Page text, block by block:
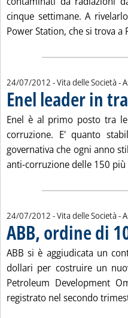
cinque settimane. A
Power Station, che si trova a
24/07/2012 - Vita delle Società -
Enel leader in
Enel è al primo posto tra
corruzione. E' quanto
governativa che ogni anno
anti-corruzione delle 150 più
24/07/2012 - Vita delle Società -
ABB, ordine di
ABB si è aggiudicata un
dollari per costruire un
Petroleum Development
registrato nel secondo